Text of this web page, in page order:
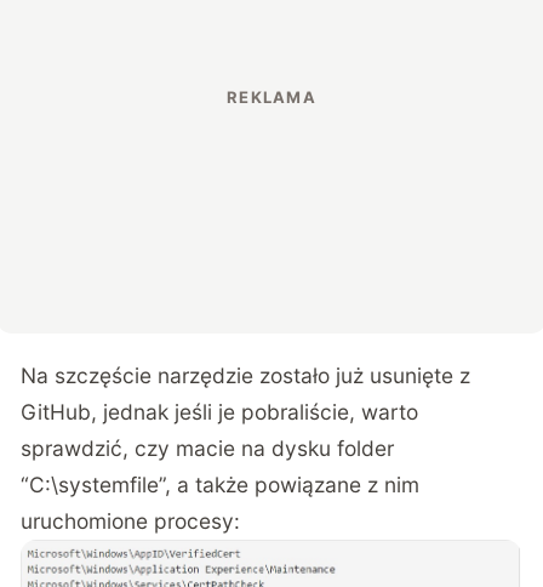
Na szczęście narzędzie zostało już usunięte z
GitHub, jednak jeśli je pobraliście, warto
sprawdzić, czy macie na dysku folder
“C:\systemfile”, a także powiązane z nim
uruchomione procesy: